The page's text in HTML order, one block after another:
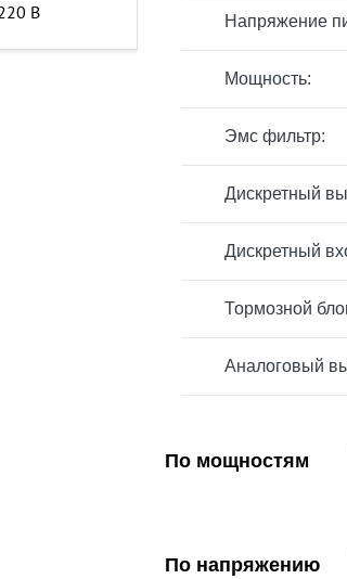
В Напряжение
Мощность:
Эмс фильтр:
Дискретный
Дискретный
Тормозной
Аналоговый
По мощностям
По напряжению